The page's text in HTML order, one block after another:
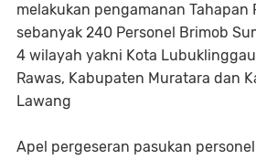
melakukan pengamanan Tahapan
sebanyak 240 Personel Brimob
4 wilayah yakni Kota
Rawas, Kabupaten Muratara dan
Lawang
Apel pergeseran pasukan